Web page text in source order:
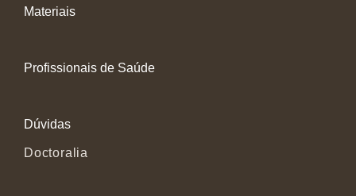
Materiais
Profissionais de Saúde
Dúvidas
Doctoralia